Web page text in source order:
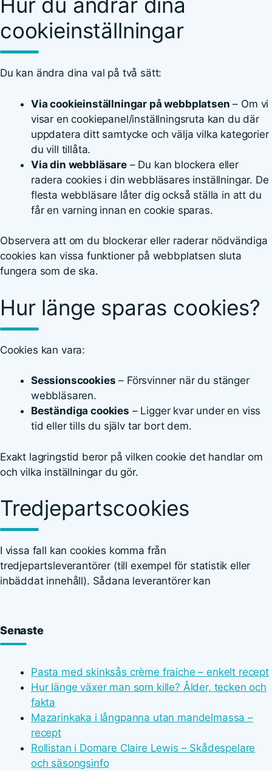
cookieinställningar
Du kan ändra dina val på två sätt:
Via cookieinställningar på webbplatsen – Om vi
visar en cookiepanel/inställningsruta kan du där
uppdatera ditt samtycke och välja vilka kategorier
du vill tillåta.
Via din webbläsare– Du kan blockera eller
radera cookies i din webbläsares inställningar. De
flesta webbläsare låter dig också ställa in att du
får en varning innan en cookie sparas.
Observera att om du blockerar eller raderar nödvändiga
cookies kan vissa funktioner på webbplatsen sluta
fungera som de ska.
Hur länge sparas cookies?
Cookies kan vara:
Sessionscookies – Försvinner när du stänger
webbläsaren.
Beständiga cookies – Ligger kvar under en viss
tid eller tills du själv tar bort dem.
Exakt lagringstid beror på vilken cookie det handlar om
och vilka inställningar du gör.
Tredjepartscookies
I vissa fall kan cookies komma från
tredjepartsleverantörer (till exempel för statistik eller
inbäddat innehåll). Sådana leverantörer kan
Senaste
Pasta med skinksås crème fraiche – enkelt recept
Hur länge växer man som kille? Ålder, tecken och
fakta
Mazarinkaka i långpanna utan mandelmassa –
recept
Rollistan i Domare Claire Lewis – Skådespelare
och säsongsinfo